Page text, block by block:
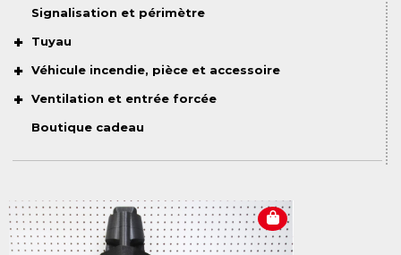
Signalisation et périmètre
Tuyau
Véhicule incendie, pièce et accessoire
Ventilation et entrée forcée
Boutique cadeau